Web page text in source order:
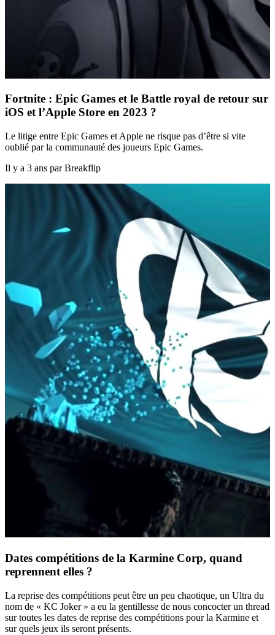
Fortnite : Epic Games et le Battle royal de retour sur
iOS et l’Apple Store en 2023 ?
Le litige entre Epic Games et Apple ne risque pas d’être si vite
oublié par la communauté des joueurs Epic Games.
Il y a 3 ans par Breakflip
Dates compétitions de la Karmine Corp, quand
reprennent elles ?
La reprise des compétitions peut être un peu chaotique, un Ultra du
nom de « KC Joker » a eu la gentillesse de nous concocter un thread
sur toutes les dates de reprise des compétitions pour la Karmine et
sur quels jeux ils seront présents.